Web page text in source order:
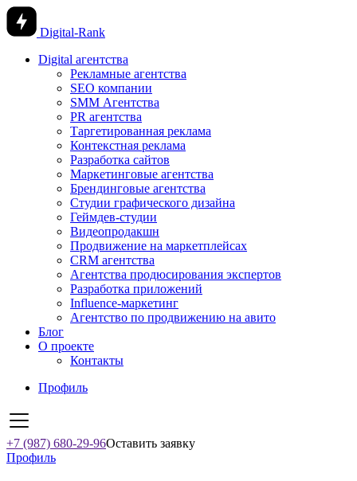
Digital-Rank
Digital агентства
Рекламные агентства
SEO компании
SMM Агентства
PR агентства
Таргетированная реклама
Контекстная реклама
Разработка сайтов
Маркетинговые агентства
Брендинговые агентства
Студии графического дизайна
Геймдев-студии
Видеопродакшн
Продвижение на маркетплейсах
CRM агентства
Агентства продюсирования экспертов
Разработка приложений
Influence-маркетинг
Агентство по продвижению на авито
Блог
О проекте
Контакты
Профиль
+7 (987) 680-29-96Оставить заявку
Профиль